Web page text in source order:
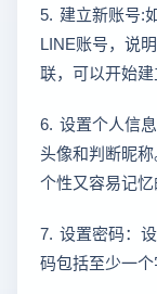
5. 建立新账号:
LINE账号，说
联，可以开始建
6. 设置个人信
头像和判断昵
个性又容易记忆
7. 设置密码：
码包括至少一个